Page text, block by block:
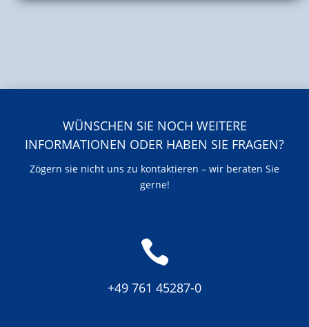
WÜNSCHEN SIE NOCH WEITERE
INFORMATIONEN ODER HABEN SIE FRAGEN?
Zögern sie nicht uns zu kontaktieren – wir beraten Sie
gerne!

+49 761 45287-0